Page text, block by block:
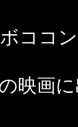
ココ
映画